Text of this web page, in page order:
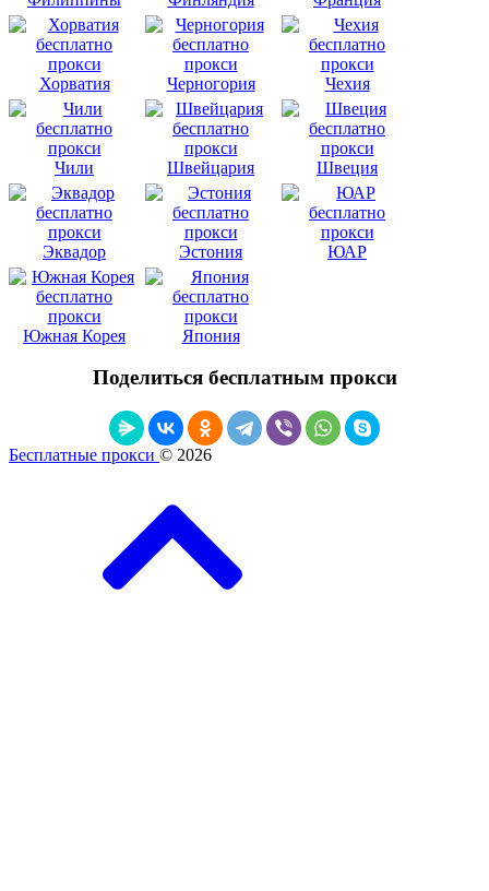
Хорватия Черногория Чехия
Чили Швейцария Швеция
Эквадор Эстония ЮАР
Южная Корея Япония
Поделиться бесплатным прокси
Бесплатные прокси © 2026